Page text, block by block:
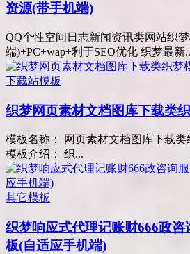
资源(带手机端)
QQ个性空间日志新闻资讯类网站织
端)+PC+wap+利于SEO优化 织梦最新
下载站模板
织梦网页素材文档图库下载类
模板名称： 网页素材文档图库下载类
模板介绍： 织...
其它模板
织梦响应式代理记账财666政
板(自适应手机端)